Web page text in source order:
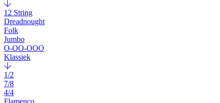
12 String
Dreadnought
Folk
Jumbo
O-OO-OOO
Klassiek
1/2
7/8
4/4
Flamenco